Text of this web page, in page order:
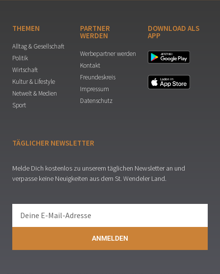
THEMEN
Alltag & Gesellschaft
Politik
Wirtschaft
Kultur & Lifestyle
Netwelt & Medien
Sport
PARTNER
WERDEN
Werbepartner werden
Kontakt
Freundeskreis
Impressum
Datenschutz
DOWNLOAD ALS
APP
TÄGLICHER NEWSLETTER
Melde Dich kostenlos zu unserem täglichen Newsletter an und
verpasse keine Neuigkeiten aus dem St. Wendeler Land.
ANMELDEN